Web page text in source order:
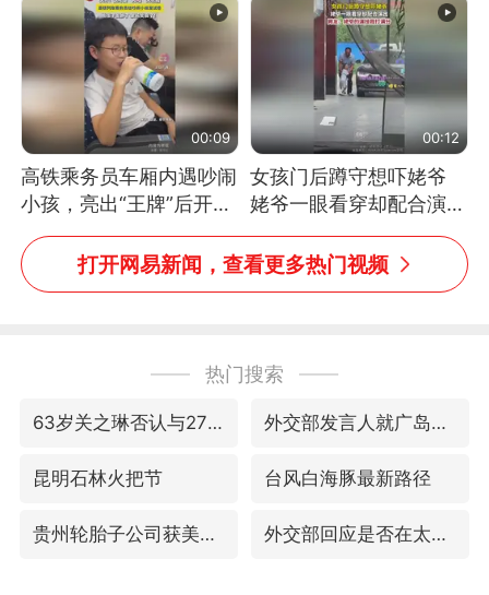
处理
00:09
高铁乘务员车厢内遇吵闹
小孩，亮出“王牌”后开启
一键静音
00:12
女孩门后蹲守想吓姥爷
姥爷一眼看穿却配合演出
网友：姥爷的演技我打满
分
打开网易新闻，查看更多热门视频
热门搜索
63岁关之琳否认与27岁模特恋情 外交部发言人就广岛核爆81周年等答记者问
昆明石林火把节 台风白海豚最新路径
贵州轮胎子公司获美国退税8136万 外交部回应是否在太平洋海底开采稀土